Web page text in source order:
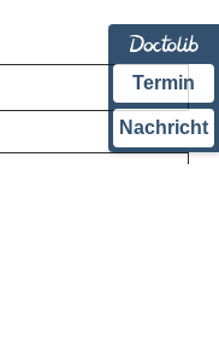
Termin
Nachricht